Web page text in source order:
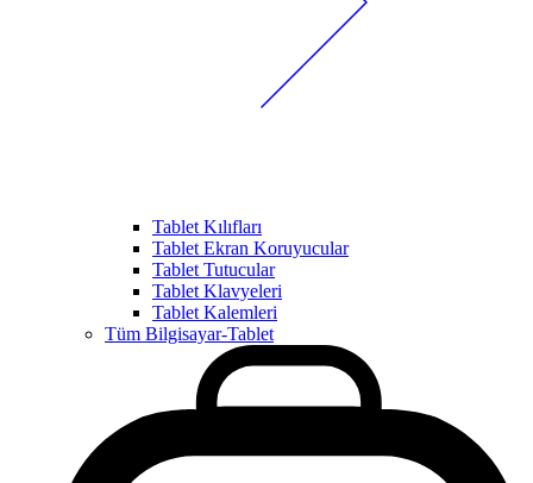
Tablet Kılıfları
Tablet Ekran Koruyucular
Tablet Tutucular
Tablet Klavyeleri
Tablet Kalemleri
Tüm Bilgisayar-Tablet